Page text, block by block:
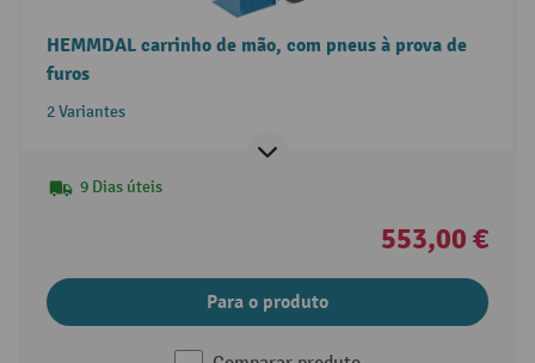
HEMMDAL carrinho de mão, com pneus à prova de
furos
2 Variantes
9 Dias úteis
553,00 €
Para o produto